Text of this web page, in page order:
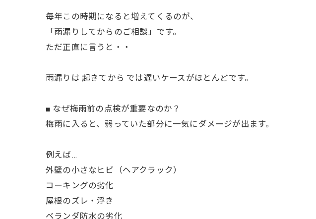
毎年この時期になると増えてくるのが、
「雨漏りしてからのご相談」です。
ただ正直に言うと・・
雨漏りは 起きてから では遅いケースがほとんどです。
■ なぜ梅雨前の点検が重要なのか？
梅雨に入ると、弱っていた部分に一気にダメージが出ます。
例えば…
外壁の小さなヒビ（ヘアクラック）
コーキングの劣化
屋根のズレ・浮き
ベランダ防水の劣化